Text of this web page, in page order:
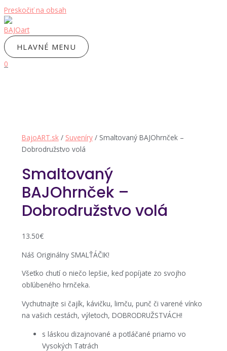
Preskočiť na obsah
HLAVNÉ MENU
0
BajoART.sk/ Suveníry/ Smaltovaný BAJOhrnček –
Dobrodružstvo volá
Smaltovaný
BAJOhrnček –
Dobrodružstvo volá
13.50€
Náš Originálny SMALŤÁČIK!
Všetko chutí o niečo lepšie, keď popíjate zo svojho
obľúbeného hrnčeka.
Vychutnajte si čajík, kávičku, limču, punč či varené vínko
na vašich cestách, výletoch, DOBRODRUŽSTVÁCH!
s láskou dizajnované a potláčané priamo vo
Vysokých Tatrách